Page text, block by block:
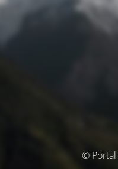
© Portal